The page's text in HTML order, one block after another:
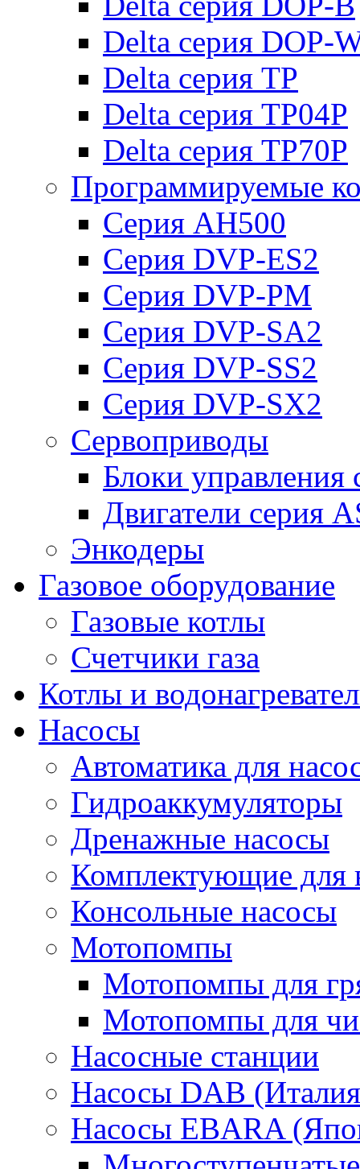
Delta серия DOP-
Delta серия TP
Delta серия TP04P
Delta серия TP70P
Программируемые
Серия AH500
Серия DVP-ES2
Серия DVP-PM
Серия DVP-SA2
Серия DVP-SS2
Серия DVP-SX2
Сервоприводы
Блоки
Двигатели серия
Энкодеры
Газовое оборудование
Газовые котлы
Счетчики газа
Котлы и
Насосы
Автоматика для
Гидроаккумуляторы
Дренажные насосы
Комплектующие для
Консольные насосы
Мотопомпы
Мотопомпы для
Мотопомпы для
Насосные станции
Насосы DAB
Насосы EBARA